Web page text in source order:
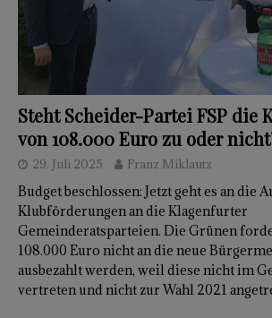
Steht Scheider-Partei FSP die
von 108.000 Euro zu oder
29. Juli 2025 Franz Miklautz
Budget beschlossen: Jetzt geht es an die
Klubförderungen an die Klagenfurter
Gemeinderatsparteien. Die Grünen
108.000 Euro nicht an die neue
ausbezahlt werden, weil diese nicht im
vertreten und nicht zur Wahl 2021